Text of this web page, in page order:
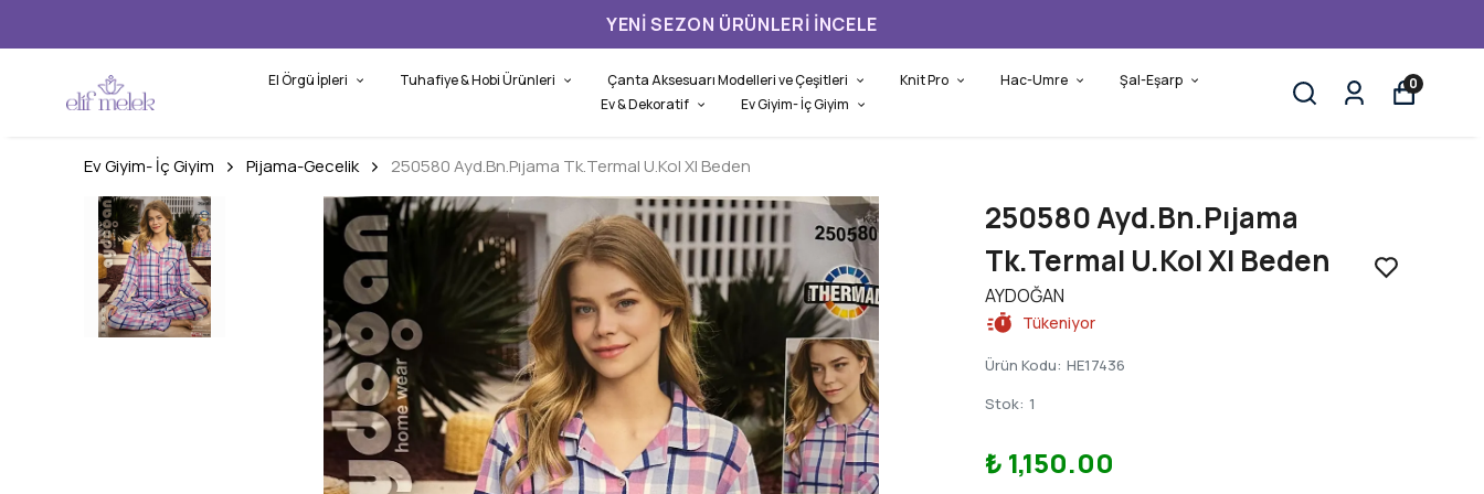
YENI SEZON ÜRÜNLERI İNCELE
El Örgü İpleri Tuhafiye & Hobi Ürünleri Çanta Aksesuarı Modelleri ve Çeşitleri Knit Pro Hac-Umre
Şal-Eşarp
Ev & Dekoratif
Ev Giyim- İç Giyim
0
Ev Giyim- İç Giyim Pijama-Gecelik 250580 Ayd.Bn.Pıjama Tk.Termal U.Kol Xl Beden
250580 Ayd.Bn.Pıjama
Tk.Termal U.Kol Xl Beden
AYDOĞAN
Tükeniyor
Ürün Kodu: HE17436
Stok: 1
₺ 1,150.00